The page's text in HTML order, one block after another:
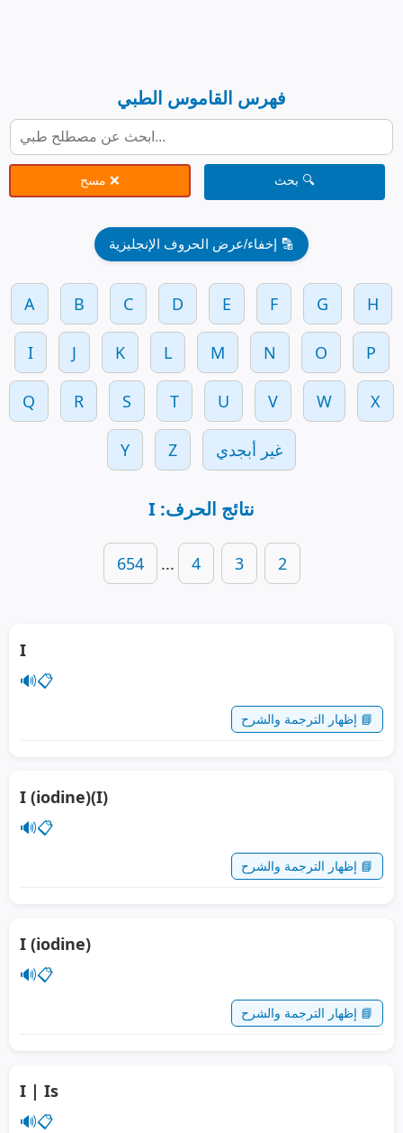
فهرس القاموس الطبي
🔍 بحث ❌ مسح
🔡 إخفاء/عرض الحروف الإنجليزية
A B C D E F G H
I J K L M N O P
Q R S T U V W X
Y Z غير أبجدي
نتائج الحرف: I
2
3
4
...
654
I
🔊📋
📘 إظهار الترجمة والشرح
I (iodine)(I)
🔊📋
📘 إظهار الترجمة والشرح
I (iodine)
🔊📋
📘 إظهار الترجمة والشرح
I | Is
🔊📋